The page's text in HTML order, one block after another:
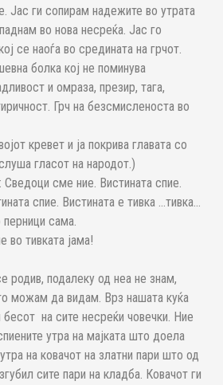
Јас ги сопирам надежите во утрата
во нова несреќа. Јас го
се наоѓа во средината на грчот.
болка кој не поминува
и омраза, презир, тага,
Грч на безсмисленоста во
кревет и ја покрива главата со
гласот на народот.)
сме ние. Вистината спие.
спие. Вистината е тивка …тивка…
сама.
во тивката јама!
родив, подалеку од неа не знам,
можам да видам. Врз нашата куќа
на сите несреќи човечки. Ние
утра на мајката што доела
на ковачот на златни пари што од
сите пари на кладба. Ковачот ги